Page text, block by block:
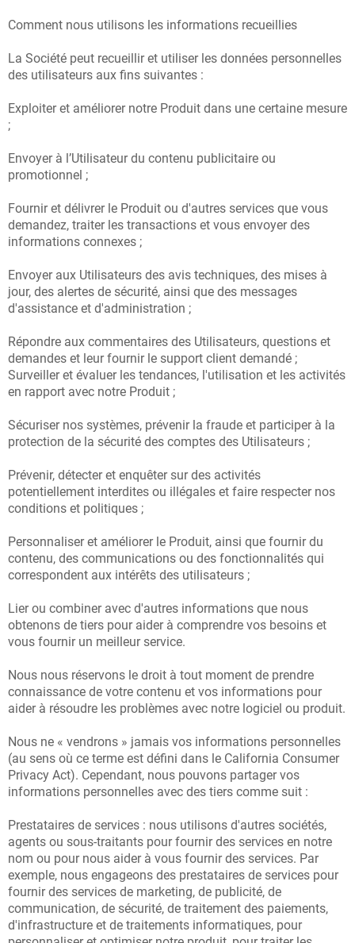
Comment nous utilisons les informations recueillies
La Société peut recueillir et utiliser les données personnelles
des utilisateurs aux fins suivantes :
Exploiter et améliorer notre Produit dans une certaine mesure
;
Envoyer à l’Utilisateur du contenu publicitaire ou
promotionnel ;
Fournir et délivrer le Produit ou d'autres services que vous
demandez, traiter les transactions et vous envoyer des
informations connexes ;
Envoyer aux Utilisateurs des avis techniques, des mises à
jour, des alertes de sécurité, ainsi que des messages
d'assistance et d'administration ;
Répondre aux commentaires des Utilisateurs, questions et
demandes et leur fournir le support client demandé ;
Surveiller et évaluer les tendances, l'utilisation et les activités
en rapport avec notre Produit ;
Sécuriser nos systèmes, prévenir la fraude et participer à la
protection de la sécurité des comptes des Utilisateurs ;
Prévenir, détecter et enquêter sur des activités
potentiellement interdites ou illégales et faire respecter nos
conditions et politiques ;
Personnaliser et améliorer le Produit, ainsi que fournir du
contenu, des communications ou des fonctionnalités qui
correspondent aux intérêts des utilisateurs ;
Lier ou combiner avec d'autres informations que nous
obtenons de tiers pour aider à comprendre vos besoins et
vous fournir un meilleur service.
Nous nous réservons le droit à tout moment de prendre
connaissance de votre contenu et vos informations pour
aider à résoudre les problèmes avec notre logiciel ou produit.
Nous ne « vendrons » jamais vos informations personnelles
(au sens où ce terme est défini dans le California Consumer
Privacy Act). Cependant, nous pouvons partager vos
informations personnelles avec des tiers comme suit :
Prestataires de services : nous utilisons d'autres sociétés,
agents ou sous-traitants pour fournir des services en notre
nom ou pour nous aider à vous fournir des services. Par
exemple, nous engageons des prestataires de services pour
fournir des services de marketing, de publicité, de
communication, de sécurité, de traitement des paiements,
d'infrastructure et de traitements informatiques, pour